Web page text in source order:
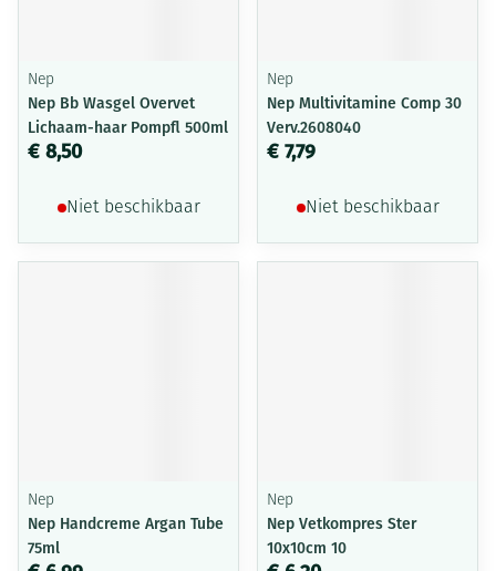
Nep
Nep Bb Wasgel Overvet
Lichaam-haar Pompfl 500ml
€ 8,50
Niet beschikbaar
Nep
Nep Multivitamine Comp 30
Verv.2608040
€ 7,79
Niet beschikbaar
Nep
Nep Handcreme Argan Tube
75ml
Nep
Nep Vetkompres Ster
10x10cm 10